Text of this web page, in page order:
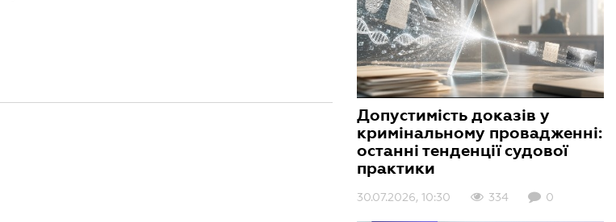
Допустимість доказів у
кримінальному провадженні:
останні тенденції судової
практики
30.07.2026, 10:30 334 0